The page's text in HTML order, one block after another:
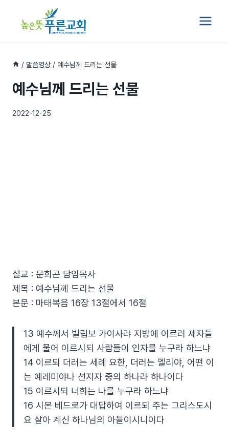
/ 말씀영상 / 예수님께 드리는 선물
예수님께 드리는 선물
2022-12-25
설교 : 문희곤 담임목사
제목 : 예수님께 드리는 선물
본문 : 마태복음 16장 13절에서 16절
13 예수께서 빌립보 가이사랴 지방에 이르러 제자들
에게 물어 이르시되 사람들이 인자를 누구라 하느냐
14 이르되 더러는 세례 요한, 더러는 엘리야, 어떤 이
는 예레미야나 선지자 중의 하나라 하나이다
15 이르시되 너희는 나를 누구라 하느냐
16 시몬 베드로가 대답하여 이르되 주는 그리스도시
요 살아 계신 하나님의 아들이시니이다